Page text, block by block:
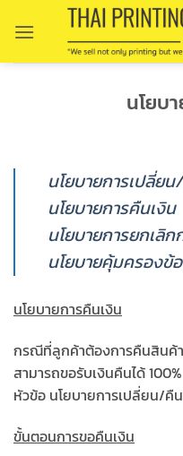
นโยบ
นโยบายการเปลี่ย
นโยบายการคืนเงิน
นโยบายการยกเลิ
นโยบายคุ้มครอง
นโยบายการคืนเงิน
กรณีที่ลูกค้าต้องการคืนสินค้า
สามารถขอรับเงินคืนได้
หัวข้อ นโยบายการเปลี่ยน/คื
ขั้นตอนการขอคืนเงิน